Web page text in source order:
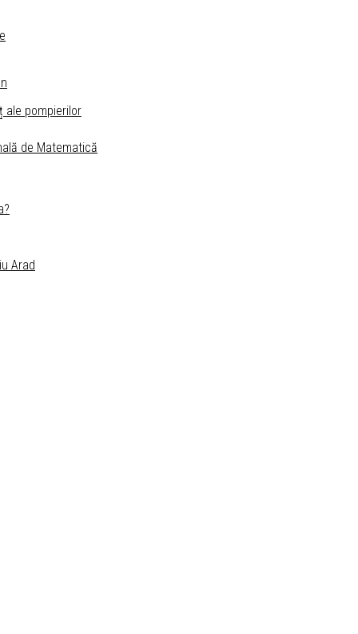
ale pompierilor
de Matematică
Arad